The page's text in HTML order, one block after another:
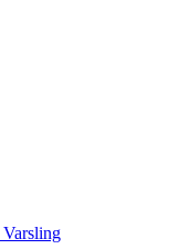
Varsling